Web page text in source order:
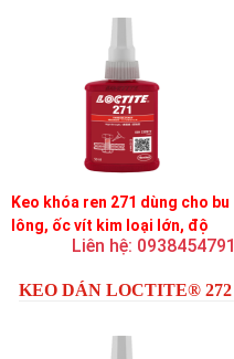
Keo khóa ren 271 dùng cho bu
lông, ốc vít kim loại lớn, độ
nhớt thấp, độ bền cao
Liên hệ: 0938454791
KEO DÁN LOCTITE® 272